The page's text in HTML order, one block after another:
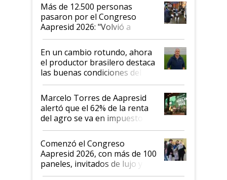
Más de 12.500 personas
pasaron por el Congreso
Aapresid 2026: "Volvió a
demostrar que hablar del
suelo es hablar de todo el
sistema productivo"
En un cambio rotundo, ahora
el productor brasilero destaca
las buenas condiciones del
agro argentino para invertir:
"Los veo más motivados"
Marcelo Torres de Aapresid
alertó que el 62% de la renta
del agro se va en impuestos:
"No es bueno que en
Argentina se sigan discutiendo
las mismas cosas de hace 50
años"
Comenzó el Congreso
Aapresid 2026, con más de 100
paneles, invitados de lujo y
todas las tendencias